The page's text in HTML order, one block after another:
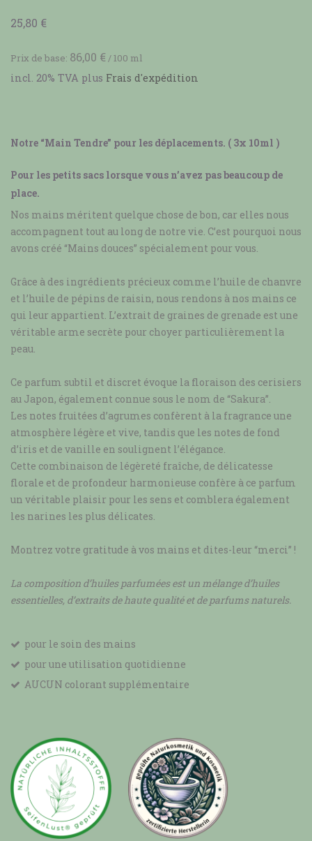
25,80 €
Prix de base: 86,00 €/100 ml
incl. 20% TVA plus Frais d'expédition
Notre “Main Tendre” pour les déplacements. ( 3x 10ml )
Pour les petits sacs lorsque vous n’avez pas beaucoup de
place.
Nos mains méritent quelque chose de bon, car elles nous
accompagnent tout au long de notre vie. C’est pourquoi nous
avons créé “Mains douces” spécialement pour vous.
Grâce à des ingrédients précieux comme l’huile de chanvre
et l’huile de pépins de raisin, nous rendons à nos mains ce
qui leur appartient. L’extrait de graines de grenade est une
véritable arme secrète pour choyer particulièrement la
peau.
Ce parfum subtil et discret évoque la floraison des cerisiers
au Japon, également connue sous le nom de “Sakura”.
Les notes fruitées d’agrumes confèrent à la fragrance une
atmosphère légère et vive, tandis que les notes de fond
d’iris et de vanille en soulignent l’élégance.
Cette combinaison de légèreté fraîche, de délicatesse
florale et de profondeur harmonieuse confère à ce parfum
un véritable plaisir pour les sens et comblera également
les narines les plus délicates.
Montrez votre gratitude à vos mains et dites-leur “merci” !
La composition d’huiles parfumées est un mélange d’huiles
essentielles, d’extraits de haute qualité et de parfums naturels.
pour le soin des mains
pour une utilisation quotidienne
AUCUN colorant supplémentaire